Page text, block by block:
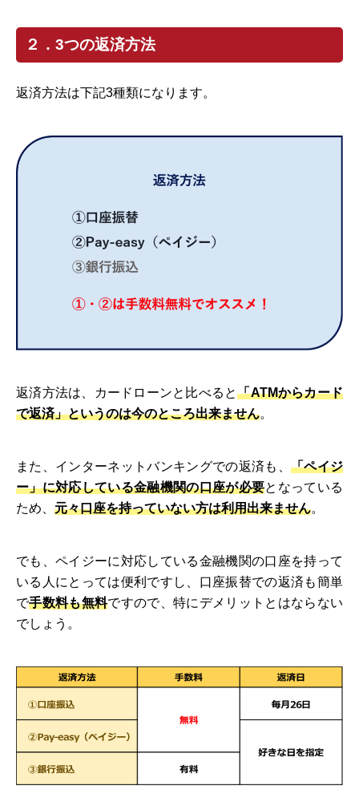
２．3つの返済方法
返済方法は下記3種類になります。
返済方法は、カードローンと比べると「ATMからカード
で返済」というのは今のところ出来ません。
また、インターネットバンキングでの返済も、 「ペイジ
ー」に対応している金融機関の口座が必要となっている
ため、 元々口座を持っていない方は利用出来ません。
でも、ペイジーに対応している金融機関の口座を持って
いる人にとっては便利ですし、口座振替での返済も簡単
で手数料も無料ですので、特にデメリットとはならない
でしょう。